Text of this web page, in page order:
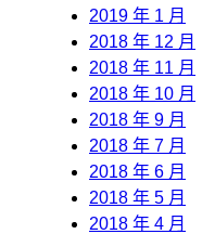
2019 年 1 月
2018 年 12 月
2018 年 11 月
2018 年 10 月
2018 年 9 月
2018 年 7 月
2018 年 6 月
2018 年 5 月
2018 年 4 月